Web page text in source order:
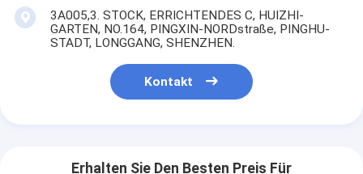
3A005,3. STOCK, ERRICHTENDES C, HUIZHI-
GARTEN, NO.164, PINGXIN-NORDstraße, PINGHU-
STADT, LONGGANG, SHENZHEN.
Kontakt
Erhalten Sie Den Besten Preis Für